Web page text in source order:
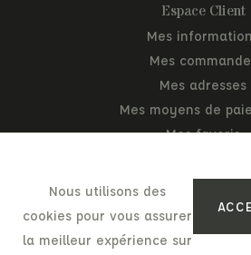
Espace Client
Mes
Mes
Mes adresses
Mes moyens de
Mes favoris
Mentions légalesPolitique de
Nous utilisons des
cookies pour vous assurer
la meilleur expérience sur